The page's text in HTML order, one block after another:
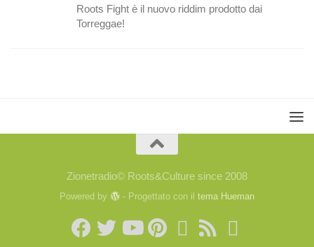
Roots Fight è il nuovo riddim prodotto dai
Torreggae!
Zionetradio© Roots&Culture since 2008
Powered by - Progettato con il tema Hueman